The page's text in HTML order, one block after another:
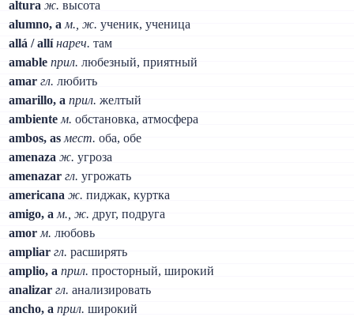
altura ж. высота
alumno, a м., ж. ученик, ученица
allá / allí нареч. там
amable прил. любезный, приятный
amar гл. любить
amarillo, a прил. желтый
ambiente м. обстановка, атмосфера
ambos, as мест. оба, обе
amenaza ж. угроза
amenazar гл. угрожать
americana ж. пиджак, куртка
amigo, a м., ж. друг, подруга
amor м. любовь
ampliar гл. расширять
amplio, a прил. просторный, широкий
analizar гл. анализировать
ancho, a прил. широкий